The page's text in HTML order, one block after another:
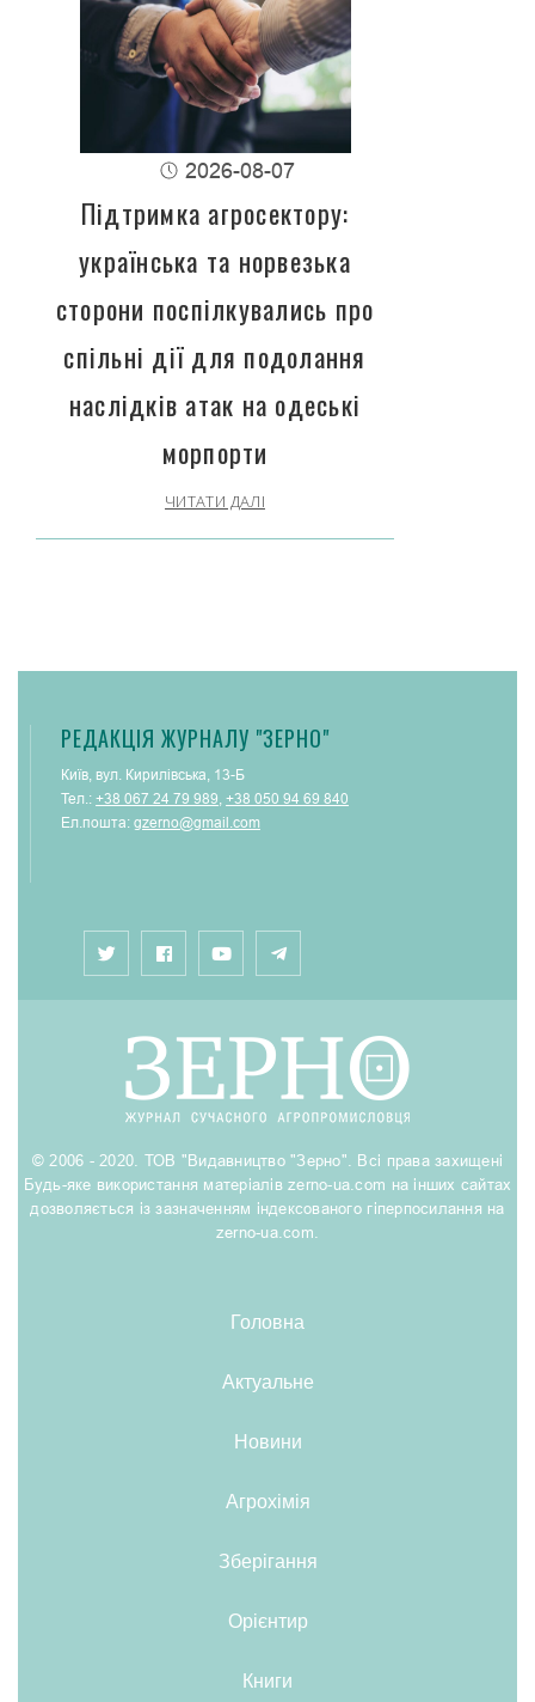
2026-08-07
Підтримка агросектору:
українська та норвезька
сторони поспілкувались про
спільні дії для подолання
наслідків атак на одеські
морпорти
ЧИТАТИ ДАЛІ
РЕДАКЦІЯ ЖУРНАЛУ "ЗЕРНО"
Київ, вул. Кирилівська, 13-Б
Тел.: +38 067 24 79 989 +38 050 94 69 840
Ел.пошта: gzerno@gmail.com
© 2006 - 2020. ТОВ "Видавництво "Зерно". Всі права захищені
Будь-яке використання матеріалів zerno-ua.com на інших сайтах
дозволяється із зазначенням індексованого гіперпосилання на
zerno-ua.com.
Головна
Актуальне
Новини
Агрохімія
Зберігання
Орієнтир
Книги